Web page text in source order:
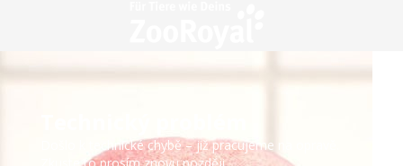
Došlo k technické chybě – již pracujeme na opravě.